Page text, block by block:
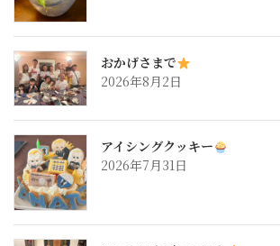
おかげさまで
2026年8月2日
アイシングクッキー
2026年7月31日